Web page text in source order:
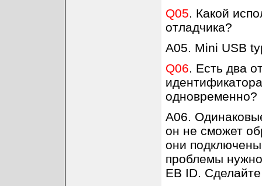
Q05. Какой
отладчика?
A05. Mini USB
Q06. Есть два
одновременно?
A06.
он не сможет
они
проблемы
EB ID.